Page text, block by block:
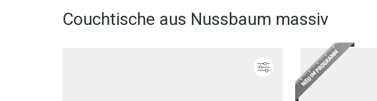
Couchtische aus Nussbaum massiv
Konfigurieren